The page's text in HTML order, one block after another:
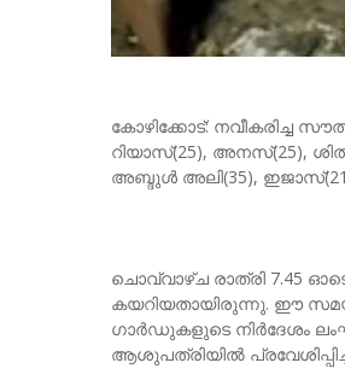
കോഴിക്കോട്: നവീകരിച്ച
റിയാസ്(25), അനസ്(25),
അബ്ദുൾ അലി(35), ഇജാസ്(21)
ചൊവ്വാഴ്ച രാത്രി 7.45
കയറിയതായിരുന്നു. ഈ
ഗാർഡുകളുടെ നിർദേശം
ആശുപത്രിയിൽ